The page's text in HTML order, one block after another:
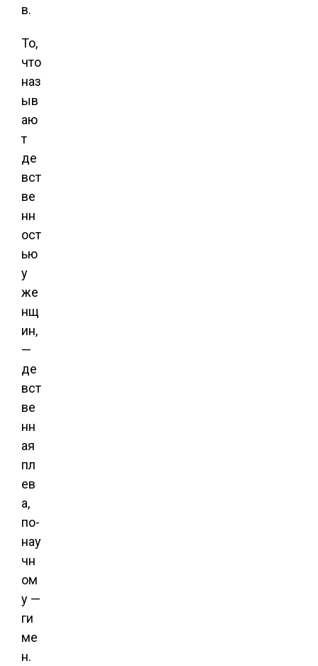
в.
То,
что
наз
ыв
аю
т
де
вст
ве
нн
ост
ью
у
же
нщ
ин,
—
де
вст
ве
нн
ая
пл
ев
а,
по-
нау
чн
ом
у —
ги
ме
н.